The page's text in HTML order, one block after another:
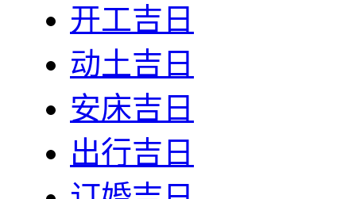
开工吉日
动土吉日
安床吉日
出行吉日